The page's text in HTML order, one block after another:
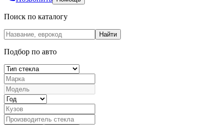
Поиск по каталогу
Найти
Подбор по авто